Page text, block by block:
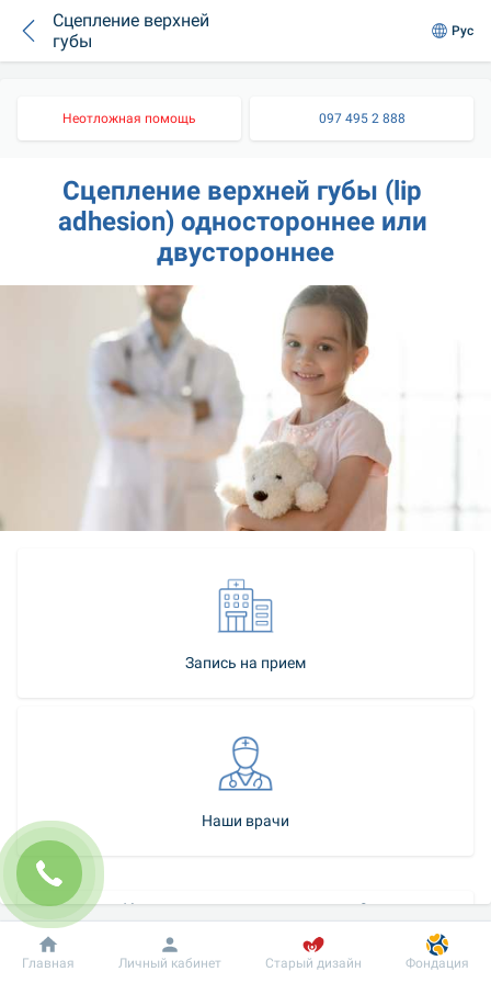
Сцепление верхней
губы
Рус
Неотложная помощь 097 495 2 888
Сцепление верхней губы (lip
adhesion) одностороннее или
двустороннее
Запись на прием
Наши врачи
Как стать нашим пациентом?
Контакт-центр
Добробут Информация Пациенту
Главная Личный кабинет Старый дизайн Фондация